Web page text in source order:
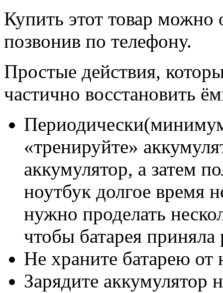
Купить этот товар можно
позвонив по телефону.
Простые действия,
частично восстановить
«тренируйте»
аккумулятор, а затем
ноутбук долгое время
нужно проделать
чтобы батарея
Не храните батарею от
Зарядите аккумулятор